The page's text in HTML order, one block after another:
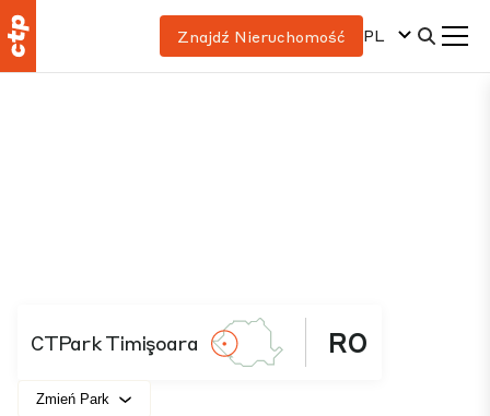
Znajdź Nieruchomość PL
CTPark Timişoara RO
Zmień Park